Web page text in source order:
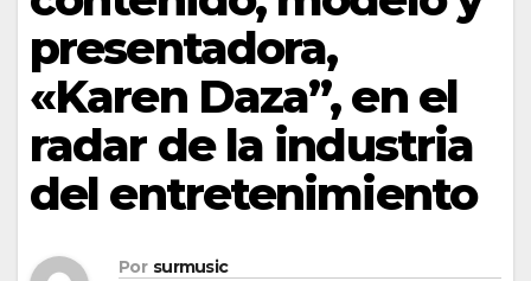
presentadora,
«Karen Daza”, en el
radar de la industria
del entretenimiento
Por surmusic